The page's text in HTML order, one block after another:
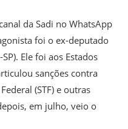
da Sadi no WhatsApp
foi o ex-deputado
Ele foi aos Estados
sanções contra
(STF) e outras
em julho, veio o